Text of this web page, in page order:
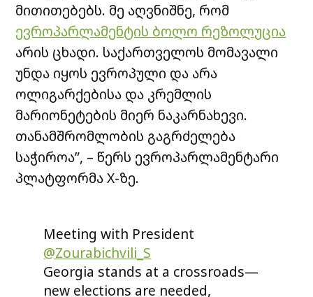
მითითებებს. მე აღვნიშნე, რომ
ევროპარლამენტის ბოლო რეზოლუცია
არის ცხადი. საქართველოს მომავალი
უნდა იყოს ევროპული და არა
ოლიგარქებისა და კრემლის
მარიონეტების მიერ ნაკარნახევი.
თანამშრომლობის გაგრძელება
საჭიროა”, – წერს ევროპარლამენტარი
პლატფორმა X-ზე.
Meeting with President
@Zourabichvili_S
Georgia stands at a crossroads—
new elections are needed,